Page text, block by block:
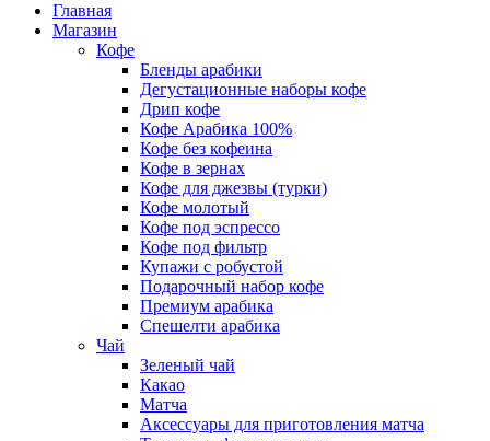
Главная
Магазин
Кофе
Бленды арабики
Дегустационные наборы кофе
Дрип кофе
Кофе Арабика 100%
Кофе без кофеина
Кофе в зернах
Кофе для джезвы (турки)
Кофе молотый
Кофе под эспрессо
Кофе под фильтр
Купажи с робустой
Подарочный набор кофе
Премиум арабика
Спешелти арабика
Чай
Зеленый чай
Какао
Матча
Аксессуары для приготовления матча